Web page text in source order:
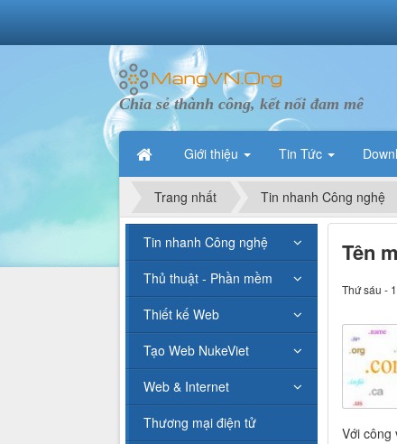
Chia sẻ thành công, kết nối đam mê
Giới thiệu Tin Tức
Trang nhất Tin nhanh Công nghệ
Tên
Thứ sáu -
Với công
Tin nhanh Công nghệ
Thủ thuật - Phần mềm
Thiết kế Web
Tạo Web NukeViet
Web & Internet
Thương mại điện tử